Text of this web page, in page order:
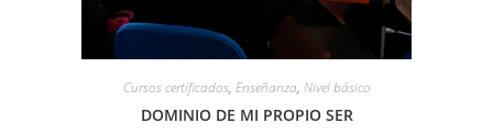
Cursos certificados, Enseñanza, Nivel básico
DOMINIO DE MI PROPIO SER